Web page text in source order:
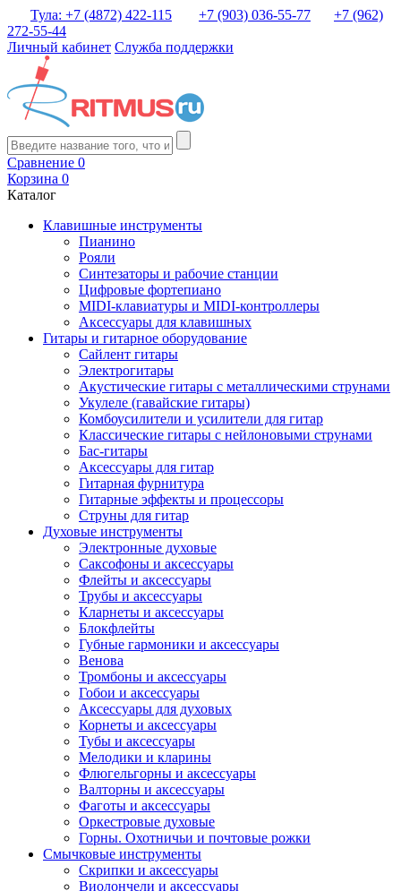
Тула: +7 (4872) 422-115 +7 (903) 036-55-77
+7 (962)
272-55-44
Личный кабинет Служба поддержки
Сравнение 0
Корзина 0
Каталог
Клавишные инструменты
Пианино
Рояли
Синтезаторы и рабочие станции
Цифровые фортепиано
MIDI-клавиатуры и MIDI-контроллеры
Аксессуары для клавишных
Гитары и гитарное оборудование
Сайлент гитары
Электрогитары
Акустические гитары с металлическими струнами
Укулеле (гавайские гитары)
Комбоусилители и усилители для гитар
Классические гитары с нейлоновыми струнами
Бас-гитары
Аксессуары для гитар
Гитарная фурнитура
Гитарные эффекты и процессоры
Струны для гитар
Духовые инструменты
Электронные духовые
Саксофоны и аксессуары
Флейты и аксессуары
Трубы и аксессуары
Кларнеты и аксессуары
Блокфлейты
Губные гармоники и аксессуары
Венова
Тромбоны и аксессуары
Гобои и аксессуары
Аксессуары для духовых
Корнеты и аксессуары
Тубы и аксессуары
Мелодики и кларины
Флюгельгорны и аксессуары
Валторны и аксессуары
Фаготы и аксессуары
Оркестровые духовые
Горны. Охотничьи и почтовые рожки
Смычковые инструменты
Скрипки и аксессуары
Виолончели и аксессуары